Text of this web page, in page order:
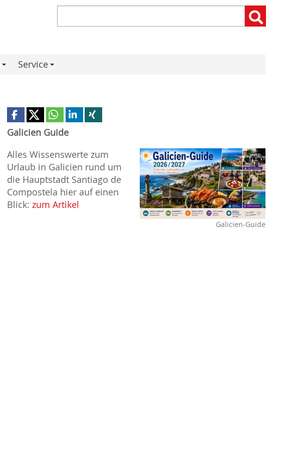
Suchen:
Service
Galicien Guide
Galicien-Guide
Alles Wissenswerte zum
Urlaub in Galicien rund um
die Hauptstadt Santiago de
Compostela hier auf einen
Blick: zum Artikel